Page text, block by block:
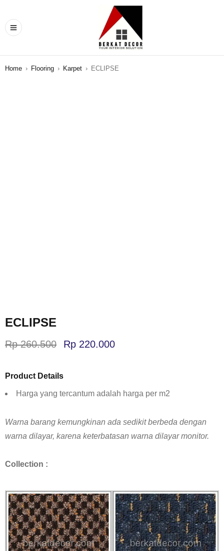
Home › Flooring › Karpet › ECLIPSE
ECLIPSE
Rp260.500 Rp 220.000
Product Details
Harga yang tercantum adalah harga per m2
Warna barang kemungkinan ada sedikit berbeda dengan
warna dilayar, karena keterbatasan warna dilayar monitor.
Collection :